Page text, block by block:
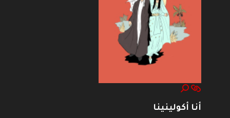
أنا أكولينينا